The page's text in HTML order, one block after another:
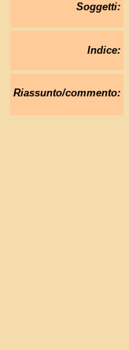
Soggetti:
Indice:
Riassunto/commento: